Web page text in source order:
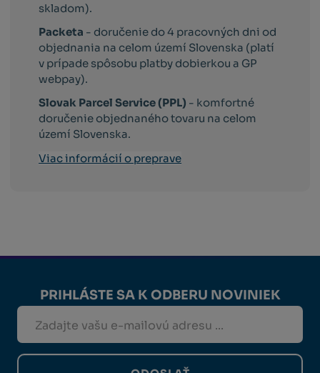
skladom).
Packeta - doručenie do 4 pracovných dni od
objednania na celom území Slovenska (platí
v prípade spôsobu platby dobierkou a GP
webpay).
Slovak Parcel Service (PPL) - komfortné
doručenie objednaného tovaru na celom
území Slovenska.
Viac informácií o preprave
PRIHLÁSTE SA K ODBERU NOVINIEK